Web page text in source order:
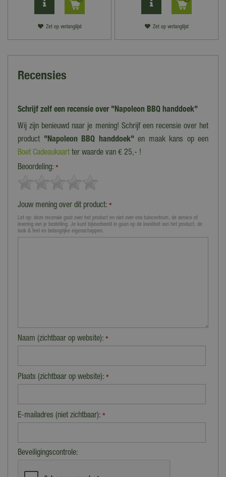
Zet op verlanglijst Zet op verlanglijst
Recensies
Schrijf zelf een recensie over "Napoleon BBQ handdoek"
Wij zijn benieuwd naar je mening! Schrijf een recensie over het
product "Napoleon BBQ handdoek"en maak kans op een
Boet Cadeaukaart ter waarde van € 25,- !
Beoordeling: *
Jouw mening over dit product: *
Let op: deze recensie gaat over het product en niet over ons tuincentrum, de service of
levering van je bestelling. Je kunt bijvoorbeeld in gaan op de kwaliteit van het product, de
look & feel en belangrijke eigenschappen.
Naam (zichtbaar op website): *
Plaats (zichtbaar op website): *
E-mailadres (niet zichtbaar): *
Beveiligingscontrole: